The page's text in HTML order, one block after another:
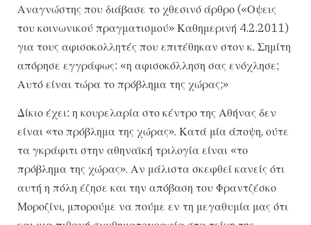
Αναγνώστης που διάβασε το χθεσινό άρθρο («Οψεις
του κοινωνικού πραγματισμού» Καθημερινή 4.2.2011)
για τους αφισοκολλητές που επιτέθηκαν στον κ. Σημίτη
απόρησε εγγράφως: «η αφισοκόλληση σας ενόχλησε;
Αυτό είναι τώρα το πρόβλημα της χώρας;»
Δίκιο έχει: η κουρελαρία στο κέντρο της Αθήνας δεν
είναι «το πρόβλημα της χώρας». Κατά μία άποψη, ούτε
τα γκράφιτι στην αθηναϊκή τριλογία είναι «το
πρόβλημα της χώρας». Αν μάλιστα σκεφθεί κανείς ότι
αυτή η πόλη έζησε και την απόβαση του Φραντζέσκο
Μοροζίνι, μπορούμε να πούμε εν τη μεγαθυμία μας ότι